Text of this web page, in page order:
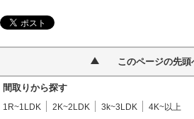
このページの先頭
間取りから探す
1R~1LDK 2K~2LDK 3k~3LDK 4K~以上